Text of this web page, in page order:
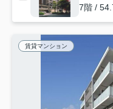
7階 /
賃貸マンション